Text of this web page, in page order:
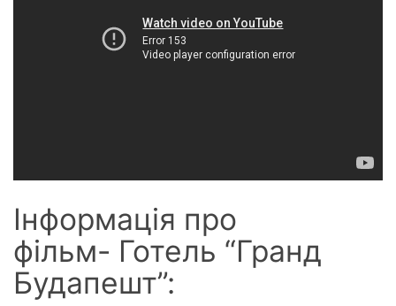
Інформація про
фільм- Готель “Гранд
Будапешт”: